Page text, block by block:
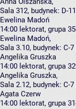
Sala 312, budynek: D-
Ewelina Madoń
14:00 lektorat, grupa
Ewelina Madoń,
Sala 3.10, budynek: C-7
Angelika Gruszka
14:00 lektorat, grupa
Angelika Gruszka,
Sala 2.12, budynek: C-7
Agata Czerw
14:00 lektorat, grupa